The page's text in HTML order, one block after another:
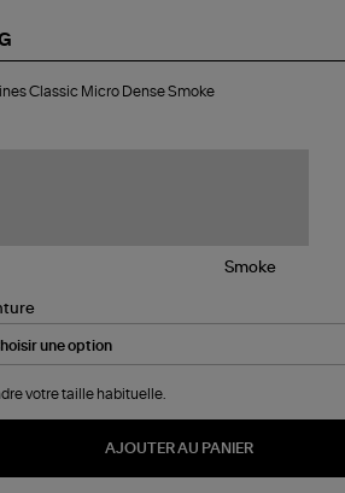
Classic Micro Dense Smoke
votre taille habituelle.
AJOUTER AU PANIER